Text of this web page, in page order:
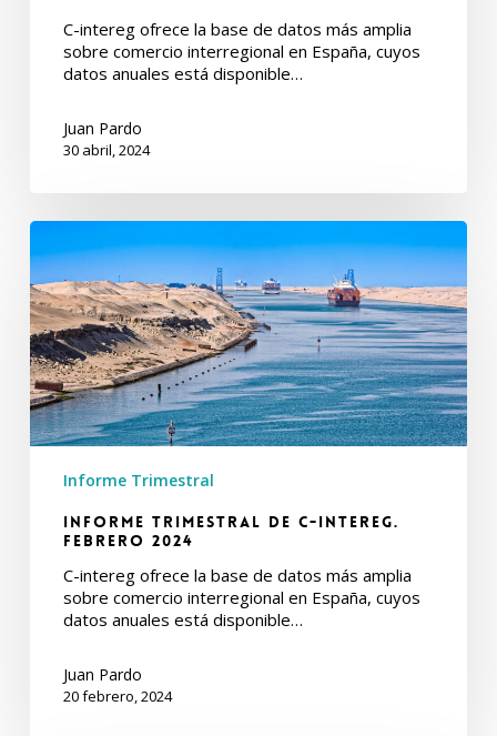
C-intereg ofrece la base de datos más amplia
sobre comercio interregional en España, cuyos
datos anuales está disponible…
Juan Pardo
30 abril, 2024
Informe
Trimestral
de
C-
intereg.
Febrero
2024
Informe Trimestral
Informe Trimestral de C-intereg.
Febrero 2024
C-intereg ofrece la base de datos más amplia
sobre comercio interregional en España, cuyos
datos anuales está disponible…
Juan Pardo
20 febrero, 2024